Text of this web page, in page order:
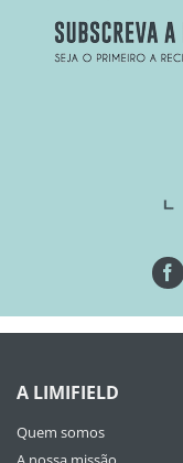
A LIMIFIELD
Quem somos